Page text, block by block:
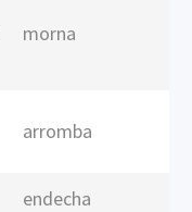
morna
arromba
endecha